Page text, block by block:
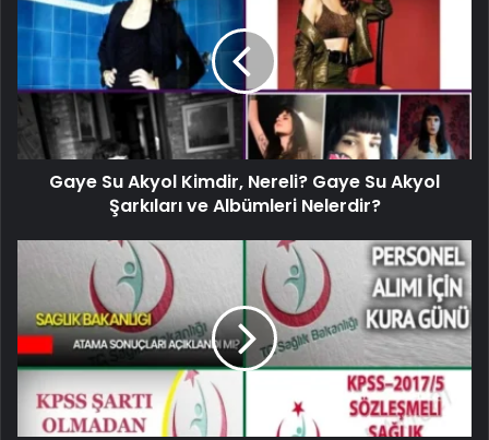
Gaye Su Akyol Kimdir, Nereli? Gaye Su Akyol
Şarkıları ve Albümleri Nelerdir?